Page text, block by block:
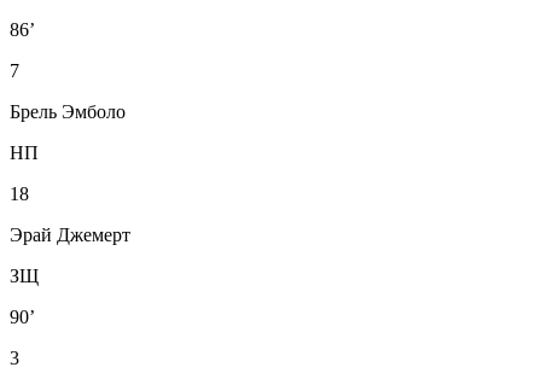
86’
7
Брель Эмболо
НП
18
Эрай Джемерт
ЗЩ
90’
3